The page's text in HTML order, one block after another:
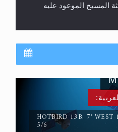
المسيح الموعود عليه
HOTBIRD 13B: 7°
5/6